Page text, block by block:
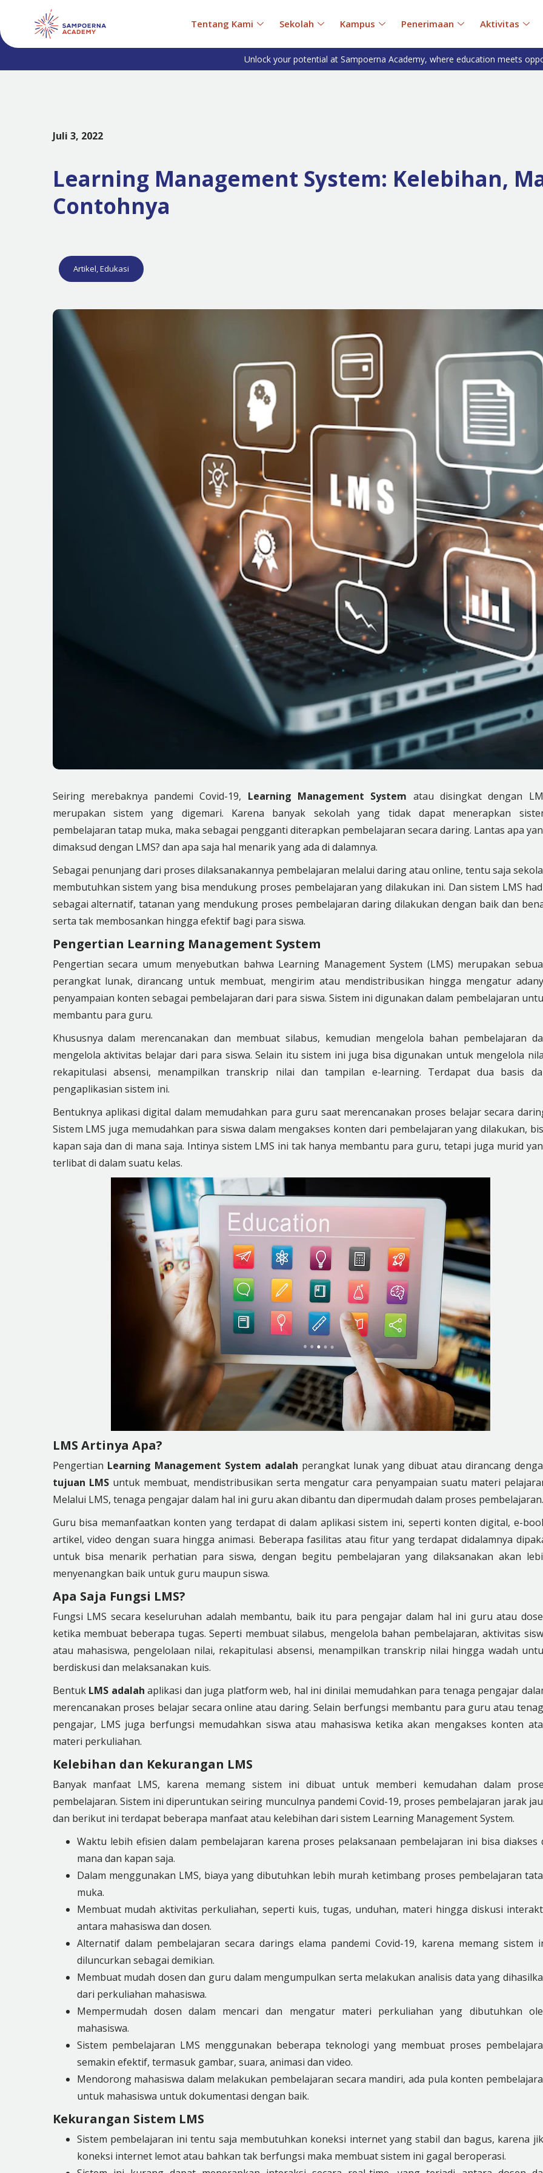
Tentang Kami Sekolah Kampus Penerimaan Aktivitas
Unlock your potential at Sampoerna Academy, where education meets
Juli 3, 2022
Learning Management System: Kelebihan,
Contohnya
Artikel,Edukasi
Seiring merebaknya pandemi Covid-19, Learning Management System atau disingkat dengan
merupakan sistem yang digemari. Karena banyak sekolah yang tidak dapat menerapkan
pembelajaran tatap muka, maka sebagai pengganti diterapkan pembelajaran secara daring. Lantas apa
dimaksud dengan LMS? dan apa saja hal menarik yang ada di dalamnya.
Sebagai penunjang dari proses dilaksanakannya pembelajaran melalui daring atau online, tentu saja
membutuhkan sistem yang bisa mendukung proses pembelajaran yang dilakukan ini. Dan sistem LMS
sebagai alternatif, tatanan yang mendukung proses pembelajaran daring dilakukan dengan baik dan
serta tak membosankan hingga efektif bagi para siswa.
Pengertian Learning Management System
Pengertian secara umum menyebutkan bahwa Learning Management System (LMS) merupakan
perangkat lunak, dirancang untuk membuat, mengirim atau mendistribusikan hingga mengatur
penyampaian konten sebagai pembelajaran dari para siswa. Sistem ini digunakan dalam pembelajaran
membantu para guru.
Khususnya dalam merencanakan dan membuat silabus, kemudian mengelola bahan pembelajaran
mengelola aktivitas belajar dari para siswa. Selain itu sistem ini juga bisa digunakan untuk mengelola
rekapitulasi absensi, menampilkan transkrip nilai dan tampilan e-learning. Terdapat dua basis
pengaplikasian sistem ini.
Bentuknya aplikasi digital dalam memudahkan para guru saat merencanakan proses belajar secara
Sistem LMS juga memudahkan para siswa dalam mengakses konten dari pembelajaran yang dilakukan,
kapan saja dan di mana saja. Intinya sistem LMS ini tak hanya membantu para guru, tetapi juga murid
terlibat di dalam suatu kelas.
LMS Artinya Apa?
Pengertian Learning Management System adalah perangkat lunak yang dibuat atau dirancang
tujuan LMS untuk membuat, mendistribusikan serta mengatur cara penyampaian suatu materi
Melalui LMS, tenaga pengajar dalam hal ini guru akan dibantu dan dipermudah dalam proses pembelajaran.
Guru bisa memanfaatkan konten yang terdapat di dalam aplikasi sistem ini, seperti konten digital, e-
artikel, video dengan suara hingga animasi. Beberapa fasilitas atau fitur yang terdapat didalamnya
untuk bisa menarik perhatian para siswa, dengan begitu pembelajaran yang dilaksanakan akan
menyenangkan baik untuk guru maupun siswa.
Apa Saja Fungsi LMS?
Fungsi LMS secara keseluruhan adalah membantu, baik itu para pengajar dalam hal ini guru atau
ketika membuat beberapa tugas. Seperti membuat silabus, mengelola bahan pembelajaran, aktivitas
atau mahasiswa, pengelolaan nilai, rekapitulasi absensi, menampilkan transkrip nilai hingga wadah
berdiskusi dan melaksanakan kuis.
Bentuk LMS adalah aplikasi dan juga platform web, hal ini dinilai memudahkan para tenaga pengajar
merencanakan proses belajar secara online atau daring. Selain berfungsi membantu para guru atau
pengajar, LMS juga berfungsi memudahkan siswa atau mahasiswa ketika akan mengakses konten
materi perkuliahan.
Kelebihan dan Kekurangan LMS
Banyak manfaat LMS, karena memang sistem ini dibuat untuk memberi kemudahan dalam
pembelajaran. Sistem ini diperuntukan seiring munculnya pandemi Covid-19, proses pembelajaran jarak
dan berikut ini terdapat beberapa manfaat atau kelebihan dari sistem Learning Management System.
Waktu lebih efisien dalam pembelajaran karena proses pelaksanaan pembelajaran ini bisa diakses
mana dan kapan saja.
Dalam menggunakan LMS, biaya yang dibutuhkan lebih murah ketimbang proses pembelajaran
muka.
Membuat mudah aktivitas perkuliahan, seperti kuis, tugas, unduhan, materi hingga diskusi
antara mahasiswa dan dosen.
Alternatif dalam pembelajaran secara darings elama pandemi Covid-19, karena memang sistem
diluncurkan sebagai demikian.
Membuat mudah dosen dan guru dalam mengumpulkan serta melakukan analisis data yang
dari perkuliahan mahasiswa.
Mempermudah dosen dalam mencari dan mengatur materi perkuliahan yang dibutuhkan
mahasiswa.
Sistem pembelajaran LMS menggunakan beberapa teknologi yang membuat proses
semakin efektif, termasuk gambar, suara, animasi dan video.
Mendorong mahasiswa dalam melakukan pembelajaran secara mandiri, ada pula konten
untuk mahasiswa untuk dokumentasi dengan baik.
Kekurangan Sistem LMS
Sistem pembelajaran ini tentu saja membutuhkan koneksi internet yang stabil dan bagus, karena
koneksi internet lemot atau bahkan tak berfungsi maka membuat sistem ini gagal beroperasi.